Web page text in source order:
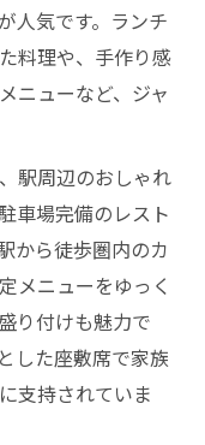
人気です。ランチ
料理や、手作り感
ニューなど、ジャ
駅周辺のおしゃれ
車場完備のレスト
から徒歩圏内のカ
メニューをゆっく
り付けも魅力で
した座敷席で家族
支持されていま